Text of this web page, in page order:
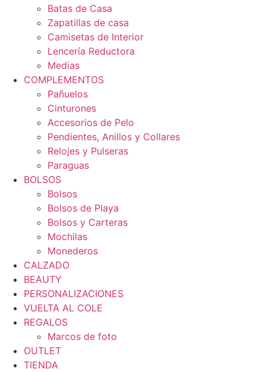
Batas de Casa
Zapatillas de casa
Camisetas de Interior
Lencería Reductora
Medias
COMPLEMENTOS
Pañuelos
Cinturones
Accesorios de Pelo
Pendientes, Anillos y Collares
Relojes y Pulseras
Paraguas
BOLSOS
Bolsos
Bolsos de Playa
Bolsos y Carteras
Mochilas
Monederos
CALZADO
BEAUTY
PERSONALIZACIONES
VUELTA AL COLE
REGALOS
Marcos de foto
OUTLET
TIENDA